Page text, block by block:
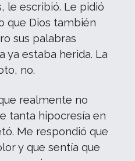
le escribió. Le pidió
que Dios también
sus palabras
ya estaba herida. La
no.
realmente no
tanta hipocresía en
Me respondió que
y que sentía que